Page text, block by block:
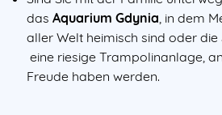
das Aquarium Gdynia , in dem
aller Welt heimisch sind oder die
eine riesige Trampolinanlage,
Freude haben werden.